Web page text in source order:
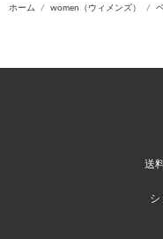
ホーム women（ウィメンズ）
送
シ